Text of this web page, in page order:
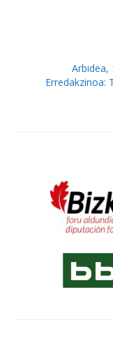
Arbidea,
Erredakzinoa: